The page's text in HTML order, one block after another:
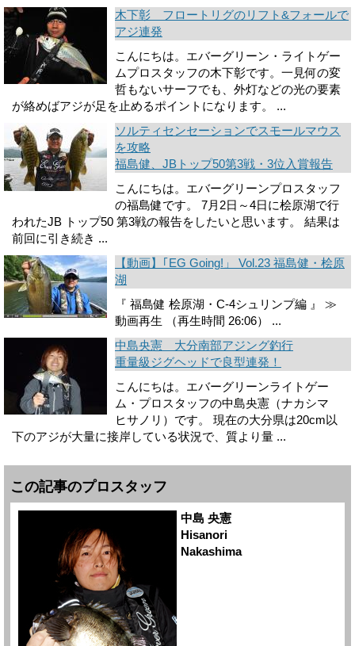
木下彰 フロートリグのリフト&フォールで
アジ連発
こんにちは。エバーグリーン・ライトゲー
ムプロスタッフの木下彰です。一見何の変
哲もないサーフでも、外灯などの光の要素
が絡めばアジが足を止めるポイントになります。 ...
ソルティセンセーションでスモールマウス
を攻略
福島健、JBトップ50第3戦・3位入賞報告
こんにちは。エバーグリーンプロスタッフ
の福島健です。 7月2日～4日に桧原湖で行
われたJB トップ50 第3戦の報告をしたいと思います。 結果は
前回に引き続き ...
【動画】｢EG Going!」 Vol.23 福島健・桧原
湖
『 福島健 桧原湖・C-4シュリンプ編 』 ≫
動画再生 （再生時間 26:06） ...
中島央憲 大分南部アジング釣行
重量級ジグヘッドで良型連発！
こんにちは。エバーグリーンライトゲー
ム・プロスタッフの中島央憲（ナカシマ
ヒサノリ）です。 現在の大分県は20cm以
下のアジが大量に接岸している状況で、質より量 ...
この記事のプロスタッフ
中島 央憲
Hisanori
Nakashima